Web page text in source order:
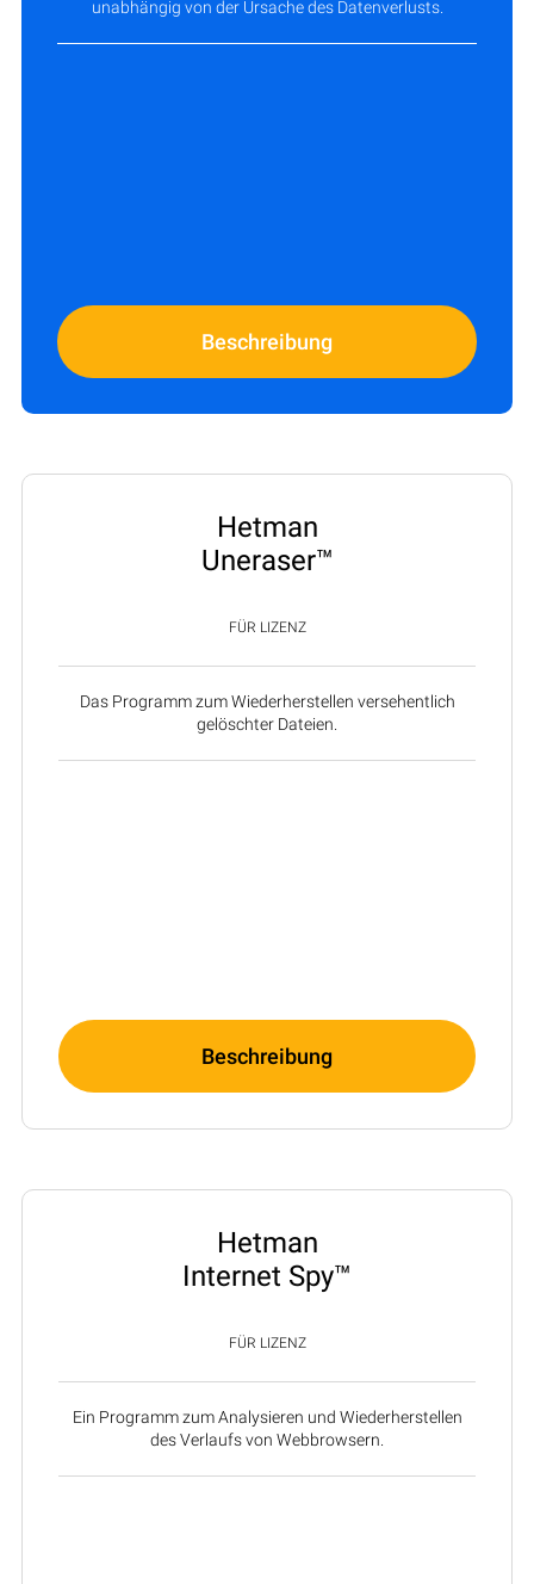
unabhängig von der Ursache des Datenverlusts.
Beschreibung
Hetman
Uneraser™
FÜR LIZENZ
Das Programm zum Wiederherstellen versehentlich
gelöschter Dateien.
Beschreibung
Hetman
Internet Spy™
FÜR LIZENZ
Ein Programm zum Analysieren und Wiederherstellen
des Verlaufs von Webbrowsern.